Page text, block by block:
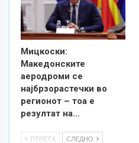
Мицкоски:
Македонските
аеродроми се
најбрзорастечки во
регионот – тоа е
резултат на…
ПТРЕТХ СЛЕДНО